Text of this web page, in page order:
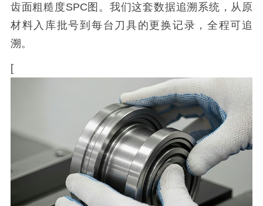
齿面粗糙度SPC图。我们这套数据追溯系统，从原
材料入库批号到每台刀具的更换记录，全程可追
溯。
[